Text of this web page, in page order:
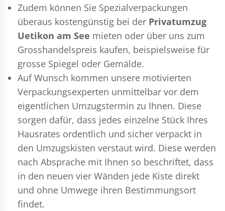
Zudem können Sie Spezialverpackungen
überaus kostengünstig bei der Privatumzug
Uetikon am See mieten oder über uns zum
Grosshandelspreis kaufen, beispielsweise für
grosse Spiegel oder Gemälde.
Auf Wunsch kommen unsere motivierten
Verpackungsexperten unmittelbar vor dem
eigentlichen Umzugstermin zu Ihnen. Diese
sorgen dafür, dass jedes einzelne Stück Ihres
Hausrates ordentlich und sicher verpackt in
den Umzugskisten verstaut wird. Diese werden
nach Absprache mit Ihnen so beschriftet, dass
in den neuen vier Wänden jede Kiste direkt
und ohne Umwege ihren Bestimmungsort
findet.